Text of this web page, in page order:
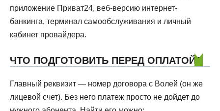
приложение Приват24, веб-версию интернет-
банкинга, терминал самообслуживания и личный
кабинет провайдера.
ЧТО ПОДГОТОВИТЬ ПЕРЕД ОПЛАТОЙ?
Главный реквизит — номер договора с Волей (он же
лицевой счет). Без него платеж просто не дойдет до